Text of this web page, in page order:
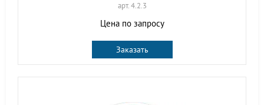
арт. 4.2.3
Цена по запросу
Заказать